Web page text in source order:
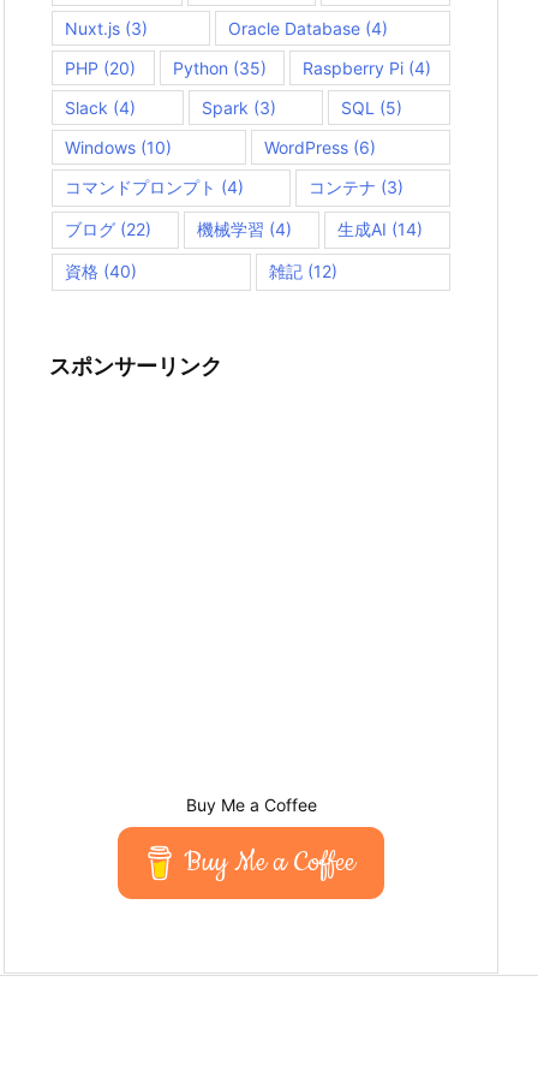
Nuxt.js (3) Oracle Database (4)
PHP (20) Python (35) Raspberry Pi (4)
Slack (4) Spark (3) SQL (5)
Windows (10) WordPress (6)
コマンドプロンプト (4) コンテナ (3)
ブログ (22) 機械学習 (4) 生成AI (14)
資格 (40) 雑記(12)
スポンサーリンク
Buy Me a Coffee
Buy Me a Coffee